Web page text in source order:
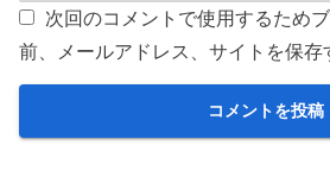
次回のコメントで使用するため
前、メールアドレス、サイトを保存